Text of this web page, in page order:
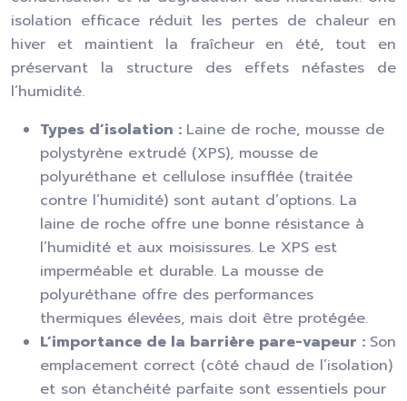
isolation efficace réduit les pertes de chaleur en
hiver et maintient la fraîcheur en été, tout en
préservant la structure des effets néfastes de
l’humidité.
Types d’isolation : Laine de roche, mousse de
polystyrène extrudé (XPS), mousse de
polyuréthane et cellulose insufflée (traitée
contre l’humidité) sont autant d’options. La
laine de roche offre une bonne résistance à
l’humidité et aux moisissures. Le XPS est
imperméable et durable. La mousse de
polyuréthane offre des performances
thermiques élevées, mais doit être protégée.
L’importance de la barrière pare-vapeur : Son
emplacement correct (côté chaud de l’isolation)
et son étanchéité parfaite sont essentiels pour